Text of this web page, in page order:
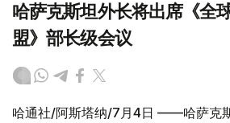
哈萨克斯坦外长将出席《全
盟》部长级会议
哈通社/阿斯塔纳/7月4日 ——哈萨克